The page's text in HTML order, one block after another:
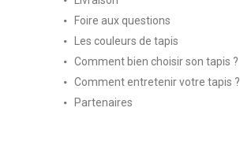
Foire aux questions
Les couleurs de tapis
Comment bien choisir son tapis ?
Comment entretenir votre tapis ?
Partenaires